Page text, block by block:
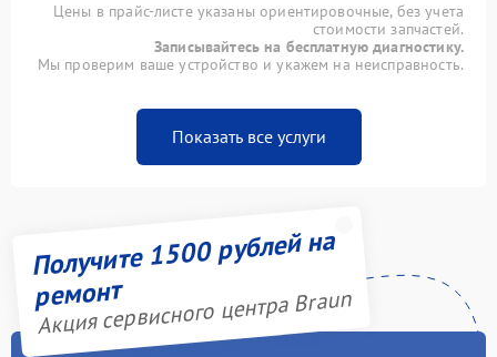
Цены в прайс-листе указаны ориентировочные, без учета
стоимости запчастей.
Записывайтесь на бесплатную диагностику.
Мы проверим ваше устройство и укажем на неисправность.
Показать все услуги
Получите 1500 рублей на
ремонт
Акция сервисного центра Braun